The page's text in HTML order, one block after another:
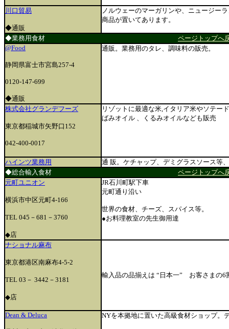
川口貿易
◆通販
ノルウェーのマーガリンや、ニュージー
商品が置いてあります。
◆業務用食材 ページトップへ
@Food
静岡県富士市宮島257-4
0120-147-699
◆通販
通販。業務用のタレ、調味料の販売。
株式会社グランデフーズ
東京都稲城市矢野口152
042-400-0017
リゾットに最適な米,イタリア米やソテー
ばみオイル 、くるみオイルなども販売
ハインツ業務用
通 販。ケチャップ、デミグラスソース等
◆総合輸入食材 ページトップへ
元町ユニオン
横浜市中区元町4-166
TEL 045－681－3760
◆店
JR石川町駅下車
元町通り沿い
世界の食材、チーズ、スパイス等。
●お料理教室の先生御用達
ナショナル麻布
東京都港区南麻布4-5-2
TEL 03－ 3442－3181
◆店
輸入品の品揃えは “日本一” お客さまの6
Dean & Deluca NYを本拠地に置いた高級食材ショップ。